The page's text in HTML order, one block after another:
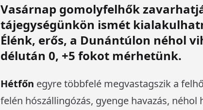
Vasárnap gomolyfelhők
tájegységünkön ismét
Élénk, erős, a Dunántúlon néhol
délután 0, +5 fokot mérhetünk.
Hétfőn egyre többfelé megvastagszik a
felén hószállingózás, gyenge havazás,